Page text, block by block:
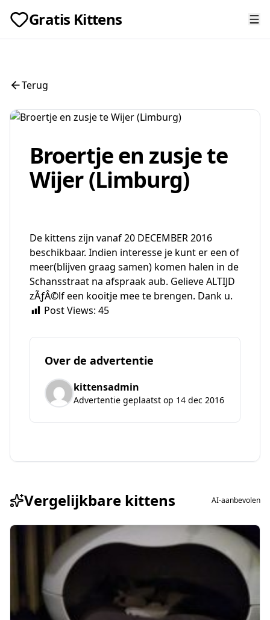
Gratis Kittens
Terug
Broertje en zusje te
Wijer (Limburg)
De kittens zijn vanaf 20 DECEMBER 2016
beschikbaar. Indien interesse je kunt er een of
meer(blijven graag samen) komen halen in de
Schansstraat na afspraak aub. Gelieve ALTIJD
zÃƒÂ©lf een kooitje mee te brengen. Dank u.
Post Views: 45
Over de advertentie
kittensadmin
Advertentie geplaatst op 14 dec 2016
Vergelijkbare kittens AI-aanbevolen